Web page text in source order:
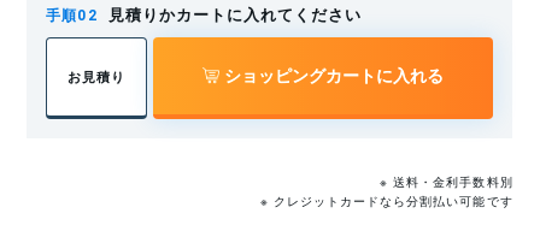
見積りかカートに入れてください
お見積り ショッピングカートに入れる
※ 送料・金利手数料別
※ クレジットカードなら分割払い可能です